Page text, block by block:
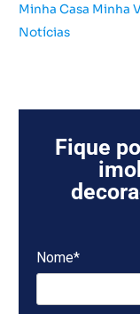
Minha Casa Minha
Notícias
Fique
Nome*